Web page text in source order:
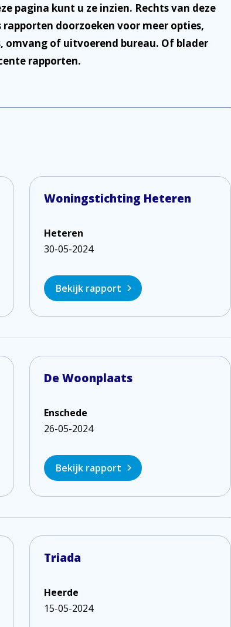
pagina kunt u ze inzien. Rechts van deze
doorzoeken voor meer opties,
omvang of uitvoerend bureau. Of blader
rapporten.
Woningstichting Heteren
Heteren
30-05-2024
Bekijk rapport
De Woonplaats
Enschede
26-05-2024
Bekijk rapport
Triada
Heerde
15-05-2024